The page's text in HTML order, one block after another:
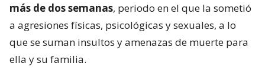
más de dos semanas, periodo en el que la sometió
a agresiones físicas, psicológicas y sexuales, a lo
que se suman insultos y amenazas de muerte para
ella y su familia.